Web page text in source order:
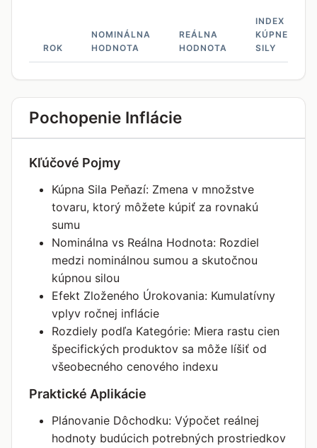
ROK
NOMINÁLNA
HODNOTA
REÁLNA
HODNOTA
INDEX
KÚPNEJ
SILY
Pochopenie Inflácie
Kľúčové Pojmy
Kúpna Sila Peňazí: Zmena v množstve
tovaru, ktorý môžete kúpiť za rovnakú
sumu
Nominálna vs Reálna Hodnota: Rozdiel
medzi nominálnou sumou a skutočnou
kúpnou silou
Efekt Zloženého Úrokovania: Kumulatívny
vplyv ročnej inflácie
Rozdiely podľa Kategórie: Miera rastu cien
špecifických produktov sa môže líšiť od
všeobecného cenového indexu
Praktické Aplikácie
Plánovanie Dôchodku: Výpočet reálnej
hodnoty budúcich potrebných prostriedkov